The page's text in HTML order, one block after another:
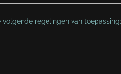
regelingen van toepassing: